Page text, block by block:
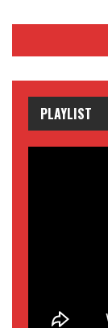
PLAYLIST